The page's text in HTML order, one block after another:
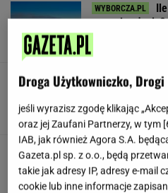
na godne
wszystko, żeby
SUBSKRYPCJA
Wojsko płaci
Droga Użytkowniczko,
jeśli wyrazisz zgodę klikając
oraz jej Zaufani Partnerzy, w tym [
IAB, jak również Agora S.A.
Gazeta.pl sp. z o.o., będą
takie jak adresy IP, adresy e-mail
cookie lub inne informacje